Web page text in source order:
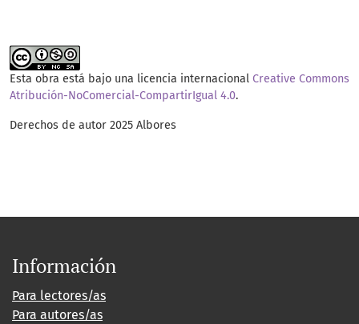
Esta obra está bajo una licencia internacional Creative Commons
Atribución-NoComercial-CompartirIgual 4.0.
Derechos de autor 2025 Albores
Información
Para lectores/as
Para autores/as